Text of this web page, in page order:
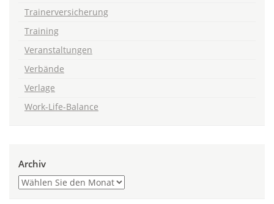
Trainerversicherung
Training
Veranstaltungen
Verbände
Verlage
Work-Life-Balance
Archiv